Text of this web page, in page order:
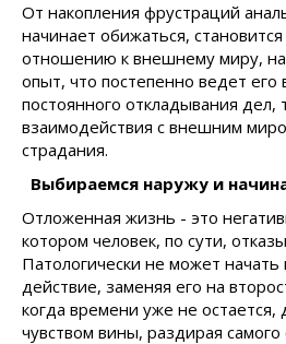
От накопления фрустраций
начинает обижаться,
отношению к внешнему миру,
опыт, что постепенно ведет его
постоянного откладывания дел,
взаимодействия с внешним
страдания.
Выбираемся наружу и
Отложенная жизнь - это
котором человек, по сути,
Патологически не может
действие, заменяя его на
когда времени уже не остается,
чувством вины, раздирая самого